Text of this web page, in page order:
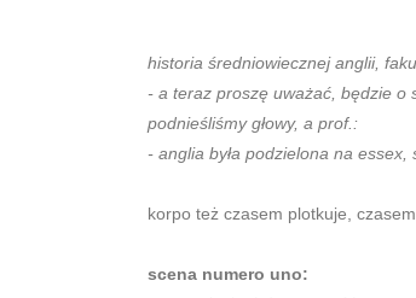
historia średniowiecznej anglii,
- a teraz proszę uważać, będzie o
podnieśliśmy głowy, a prof.:
- anglia była podzielona na
korpo też czasem plotkuje,
scena numero uno: